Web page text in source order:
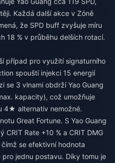
Každá další akce v Zóně
že SPD buff zvyšuje míru
18 % v průběhu delších rotací.
případ pro využití signaturního
spouští injekci 15 energií
se 3 vlnami obdrží Yao Guang
kapacity), což umožňuje
4★ alternativ nemožné.
Great Fortune. S Yao Guang
CRIT Rate +10 % a CRIT DMG
se efektivní hodnota
jednu postavu. Díky tomu je